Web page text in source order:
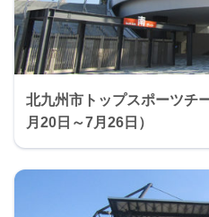
北九州市トップスポーツチ
月20日～7月26日）